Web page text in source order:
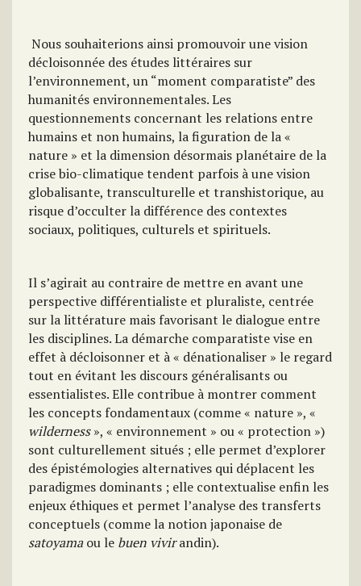
Nous souhaiterions ainsi promouvoir une vision
décloisonnée des études littéraires sur
l’environnement, un “moment comparatiste” des
humanités environnementales. Les
questionnements concernant les relations entre
humains et non humains, la figuration de la «
nature » et la dimension désormais planétaire de la
crise bio-climatique tendent parfois à une vision
globalisante, transculturelle et transhistorique, au
risque d’occulter la différence des contextes
sociaux, politiques, culturels et spirituels.
Il s’agirait au contraire de mettre en avant une
perspective différentialiste et pluraliste, centrée
sur la littérature mais favorisant le dialogue entre
les disciplines. La démarche comparatiste vise en
effet à décloisonner et à « dénationaliser » le regard
tout en évitant les discours généralisants ou
essentialistes. Elle contribue à montrer comment
les concepts fondamentaux (comme « nature », «
wilderness», « environnement » ou « protection »)
sont culturellement situés ; elle permet d’explorer
des épistémologies alternatives qui déplacent les
paradigmes dominants ; elle contextualise enfin les
enjeux éthiques et permet l’analyse des transferts
conceptuels (comme la notion japonaise de
satoyamaou le buen vivirandin).